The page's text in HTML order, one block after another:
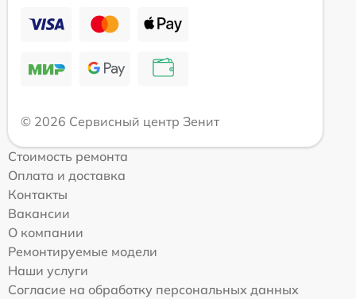
© 2026 Сервисный центр Зенит
Стоимость ремонта
Оплата и доставка
Контакты
Вакансии
О компании
Ремонтируемые модели
Наши услуги
Согласие на обработку персональных данных